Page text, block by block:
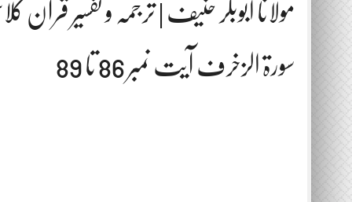
مولانا ابوبکر حنیف | ترجمہ و تفسیر قرآن
سورۃ الزخرف آیت نمبر 86 تا 89